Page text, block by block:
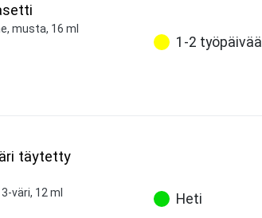
musta, 16 ml
1-2 työpäivää
täytetty
väri, 12 ml
Heti